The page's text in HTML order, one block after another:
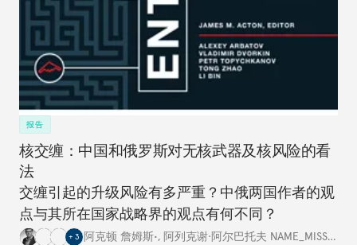
报告
核交缠：中国和俄罗斯对无核武器及核风险的看
法
交缠引起的升级风险有多严重？中俄两国作者的观
点与其所在国家战略界的观点有何不同？
+ 3 阿克顿 詹姆斯•, 阿列克谢·阿尔巴托夫 NAME_MISSING